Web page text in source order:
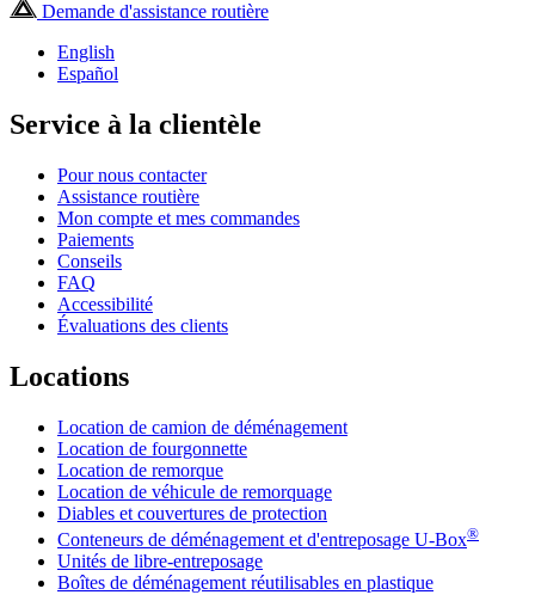
Demande d'assistance routière
English
Español
Service à la clientèle
Pour nous contacter
Assistance routière
Mon compte et mes commandes
Paiements
Conseils
FAQ
Accessibilité
Évaluations des clients
Locations
Location de camion de déménagement
Location de fourgonnette
Location de remorque
Location de véhicule de remorquage
Diables et couvertures de protection
Conteneurs de déménagement et d'entreposage U-Box®
Unités de libre-entreposage
Boîtes de déménagement réutilisables en plastique